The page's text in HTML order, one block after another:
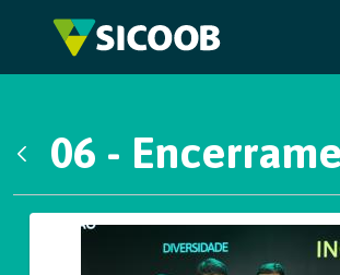
Pular para o Conteúdo principal
06 -
Galeria de Mídias